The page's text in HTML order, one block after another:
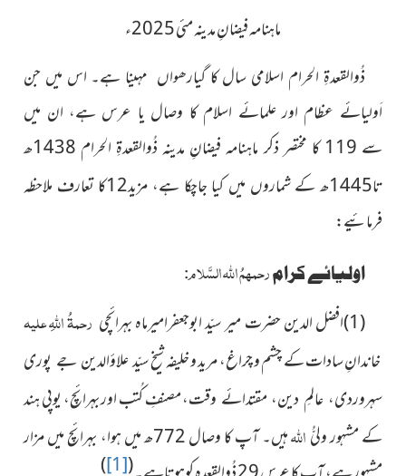
ماہنامہ فیضانِ مدینہ مئی 2025ء
ذُوالقعدۃِ الحرام اسلامی سال کا گیارھواں مہینا ہے۔ اس میں جن
اَولیائے عظام اور علمائے اسلام کا وصال یا عرس ہے، ان میں
سے 119 کا مختصر ذکر ماہنامہ فیضانِ مدینہ ذُوالقعدۃِ الحرام 1438ھ
تا1445
ھ کے شماروں میں کیا جاچکا ہے، مزید12کا تعارف ملاحظہ
فرمائیے:
اولیائے کرامرحمہمُ اللہ السَّلام:
(1) افضل الدین حضرت میر سیّد ابوجعفرامیرماہ بہرائچی رحمۃُ اللہِ علیہ
خاندانِ سادات کے چشم و چراغ، مرید و خلیفہ شیخسیّد علاؤالدین جے پوری
سہروردی، عالمِ دین، مقتدائے وقت،مصنفِ کُتب اور بہرائچ، یوپی ہند
کے مشہور ولیُّاللہ
ہیں۔ آپ کا وصال 772ھ میں ہوا، بہرائچ میں مزار
(
[1]
)